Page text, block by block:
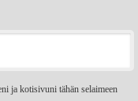
ja kotisivuni tähän selaimeen